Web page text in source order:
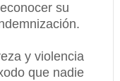
su
y violencia
que nadie